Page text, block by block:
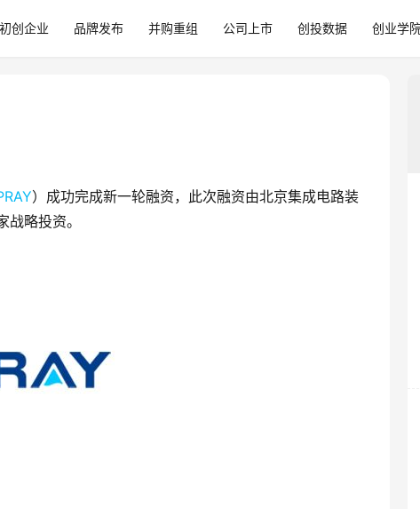
初创企业 品牌发布 并购重组 公司上市 创投数据 创业学
）成功完成新一轮融资，此次融资由北京集成电路装
战略投资。